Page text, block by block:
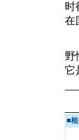
时
在
野
它
■